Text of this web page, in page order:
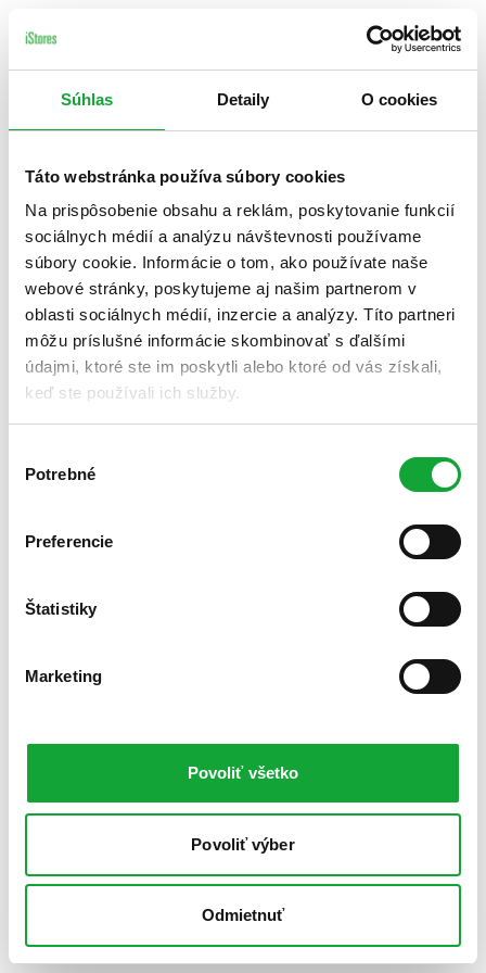
Súhlas Detaily O cookies
Táto webstránka používa súbory cookies
Na prispôsobenie obsahu a reklám, poskytovanie funkcií
sociálnych médií a analýzu návštevnosti používame
súbory cookie. Informácie o tom, ako používate naše
webové stránky, poskytujeme aj našim partnerom v
oblasti sociálnych médií, inzercie a analýzy. Títo partneri
môžu príslušné informácie skombinovať s ďalšími
údajmi, ktoré ste im poskytli alebo ktoré od vás získali,
keď ste používali ich služby.
súhlasu
Potrebné
Preferencie
Štatistiky
Marketing
Povoliť všetko
Povoliť výber
Odmietnuť